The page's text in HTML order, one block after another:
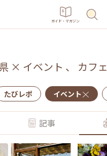
ガイド・マガジン
× イベント 、 カフェ
たびレポ イベント
記事